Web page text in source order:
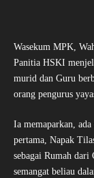
Wasekum MPK,
Panitia HSKI
murid dan Guru
orang pengurus
Ia memaparkan,
pertama, Napak
sebagai Rumah dari
semangat beliau